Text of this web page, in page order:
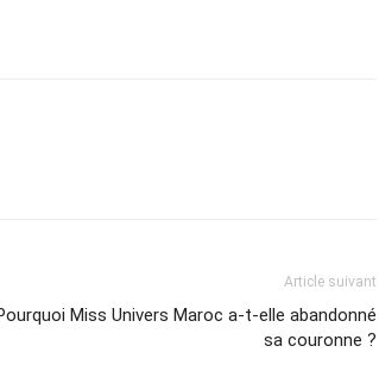
Article suivant
Miss Univers Maroc a-t-elle abandonné
sa couronne ?